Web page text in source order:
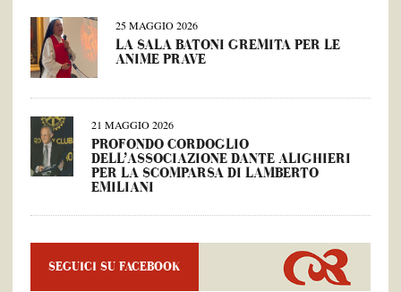
25 MAGGIO 2026
LA SALA BATONI GREMITA PER LE
ANIME PRAVE
21 MAGGIO 2026
PROFONDO CORDOGLIO
DELL’ASSOCIAZIONE DANTE ALIGHIERI
PER LA SCOMPARSA DI LAMBERTO
EMILIANI
SEGUICI SU FACEBOOK